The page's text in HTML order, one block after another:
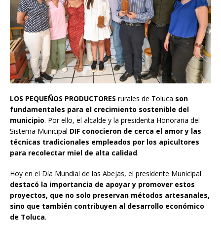
LOS PEQUEÑOS PRODUCTORES rurales de Toluca son
fundamentales para el crecimiento sostenible del
municipio. Por ello, el alcalde y la presidenta Honoraria del
Sistema Municipal DIF conocieron de cerca el amor y las
técnicas tradicionales empleados por los apicultores
para recolectar miel de alta calidad.
Hoy en el Día Mundial de las Abejas, el presidente Municipal
destacó la importancia de apoyar y promover estos
proyectos, que no solo preservan métodos artesanales,
sino que también contribuyen al desarrollo económico
de Toluca.